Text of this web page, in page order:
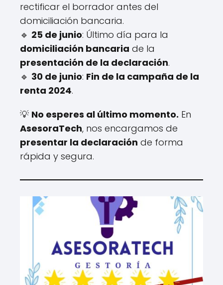
rectificar el borrador antes del
domiciliación bancaria.
🔹 25 de junio: Último día para la
domiciliación bancaria de la
presentación de la declaración.
🔹 30 de junio: Fin de la campaña de la
renta 2024.
💡 No esperes al último momento. En
AsesoraTech, nos encargamos de
presentar la declaración de forma
rápida y segura.